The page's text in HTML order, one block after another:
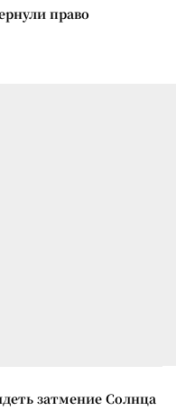
право
затмение Солнца